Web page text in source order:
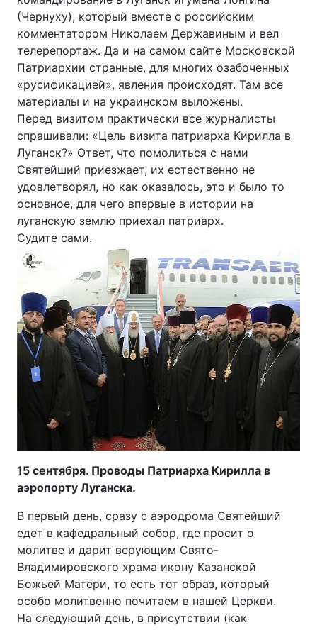
(Чернуху), который вместе с российским
комментатором Николаем Державиным и вел
телерепортаж. Да и на самом сайте Московской
Патриархии странные, для многих озабоченных
«русификацией», явления происходят. Там все
материалы и на украинском выложены.
Перед визитом практически все журналисты
спрашивали: «Цель визита патриарха Кирилла в
Луганск?» Ответ, что помолиться с нами
Святейший приезжает, их естественно не
удовлетворял, но как оказалось, это и было то
основное, для чего впервые в истории на
луганскую землю приехал патриарх.
Судите сами.
15 сентября. Проводы Патриарха Кирилла в
аэропорту Луганска.
В первый день, сразу с аэродрома Святейший
едет в кафедральный собор, где просит о
молитве и дарит верующим Свято-
Владимировского храма икону Казанской
Божьей Матери, то есть тот образ, который
особо молитвенно почитаем в нашей Церкви.
На следующий день, в присутствии (как